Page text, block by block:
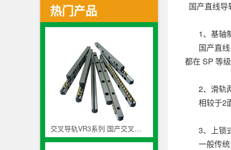
热门产品
交叉导轨VR3系列 国产交叉滚子轨道生产厂家
国产直线
1、基轴
国产直线
都在 SP 等
2、滑轨
相较于2面
3、上锁
一般传统